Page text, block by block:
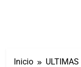
Inicio
ULTIMAS